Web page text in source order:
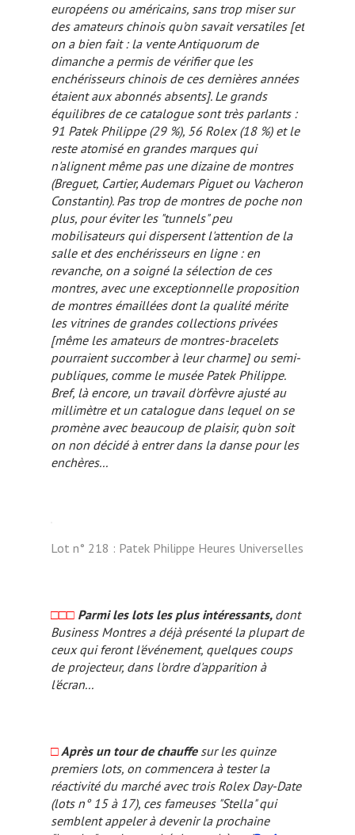
européens ou américains, sans trop miser sur
des amateurs chinois qu'on savait versatiles [et
on a bien fait : la vente Antiquorum de
dimanche a permis de vérifier que les
enchérisseurs chinois de ces dernières années
étaient aux abonnés absents]. Le grands
équilibres de ce catalogue sont très parlants :
91 Patek Philippe (29 %), 56 Rolex (18 %) et le
reste atomisé en grandes marques qui
n'alignent même pas une dizaine de montres
(Breguet, Cartier, Audemars Piguet ou Vacheron
Constantin). Pas trop de montres de poche non
plus, pour éviter les "tunnels" peu
mobilisateurs qui dispersent l'attention de la
salle et des enchérisseurs en ligne : en
revanche, on a soigné la sélection de ces
montres, avec une exceptionnelle proposition
de montres émaillées dont la qualité mérite
les vitrines de grandes collections privées
[même les amateurs de montres-bracelets
pourraient succomber à leur charme]ou semi-
publiques, comme le musée Patek Philippe.
Bref, là encore, un travail d'orfèvre ajusté au
millimètre et un catalogue dans lequel on se
promène avec beaucoup de plaisir, qu'on soit
on non décidé à entrer dans la danse pour les
enchères...
Lot n° 218 : Patek Philippe Heures Universelles
□□□ Parmi les lots les plus intéressants, dont
Business Montresa déjà présenté la plupart de
ceux qui feront l'événement, quelques coups
de projecteur, dans l'ordre d'apparition à
l'écran...
□Après un tour de chauffesur les quinze
premiers lots, on commencera à tester la
réactivité du marché avec trois Rolex Day-Date
(lots n° 15 à 17), ces fameuses "Stella" qui
semblent appeler à devenir la prochaine